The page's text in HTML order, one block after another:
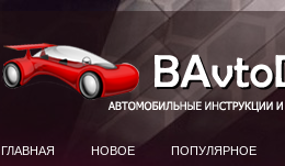
ГЛАВНАЯ НОВОЕ ПОПУЛЯРНОЕ